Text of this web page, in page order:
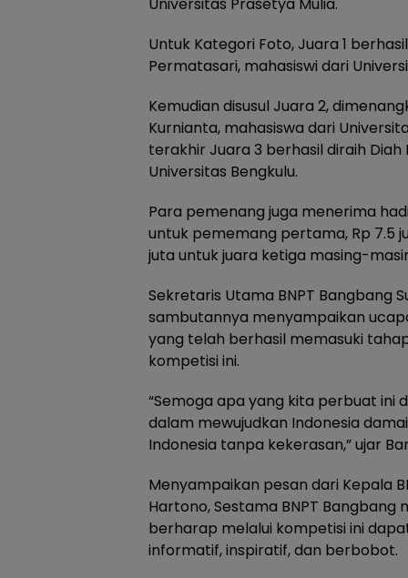
Untuk Kategori Foto, Juara 1
Permatasari, mahasiswi dari
Kemudian disusul Juara 2,
Kurnianta, mahasiswa dari
terakhir Juara 3 berhasil diraih Diah
Universitas Bengkulu.
Para pemenang juga menerima
untuk pememang pertama, Rp 7.5
juta untuk juara ketiga masing-
Sekretaris Utama BNPT Bangbang
sambutannya menyampaikan
yang telah berhasil memasuki
kompetisi ini.
“Semoga apa yang kita perbuat ini
dalam mewujudkan Indonesia
Indonesia tanpa kekerasan,” ujar
Menyampaikan pesan dari Kepala
Hartono, Sestama BNPT Bangbang
berharap melalui kompetisi ini
informatif, inspiratif, dan berbobot.